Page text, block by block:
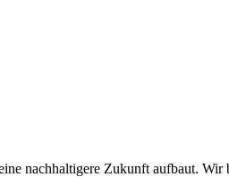
nachhaltigere Zukunft aufbaut. Wir